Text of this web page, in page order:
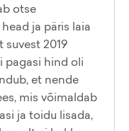
otse
ja päris laia
suvest 2019
pagasi hind oli
et nende
mis võimaldab
ja toidu lisada,